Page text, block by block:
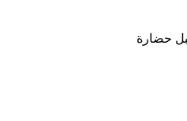
حضارة